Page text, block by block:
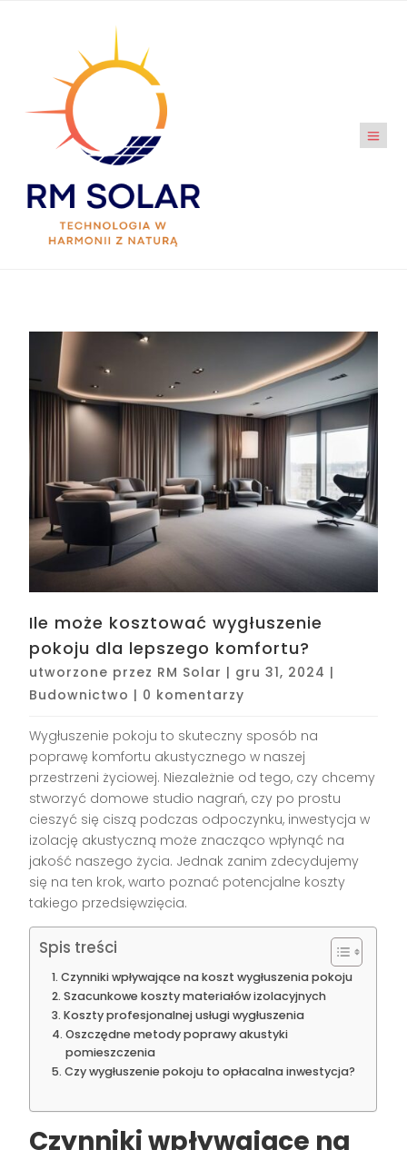
Ile może kosztować wygłuszenie
pokoju dla lepszego komfortu?
utworzone przez RM Solar | gru 31, 2024 |
Budownictwo | 0 komentarzy
Wygłuszenie pokoju to skuteczny sposób na
poprawę komfortu akustycznego w naszej
przestrzeni życiowej. Niezależnie od tego, czy chcemy
stworzyć domowe studio nagrań, czy po prostu
cieszyć się ciszą podczas odpoczynku, inwestycja w
izolację akustyczną może znacząco wpłynąć na
jakość naszego życia. Jednak zanim zdecydujemy
się na ten krok, warto poznać potencjalne koszty
takiego przedsięwzięcia.
Spis treści
Czynniki wpływające na koszt wygłuszenia pokoju
Szacunkowe koszty materiałów izolacyjnych
Koszty profesjonalnej usługi wygłuszenia
Oszczędne metody poprawy akustyki
pomieszczenia
Czy wygłuszenie pokoju to opłacalna inwestycja?
Czynniki wpływające na